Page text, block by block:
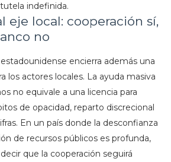
indefinida.
eje local: cooperación sí,
no
encierra además una
los actores locales. La ayuda masiva
no equivale a una licencia para
de opacidad, reparto discrecional
En un país donde la desconfianza
de recursos públicos es profunda,
que la cooperación seguirá